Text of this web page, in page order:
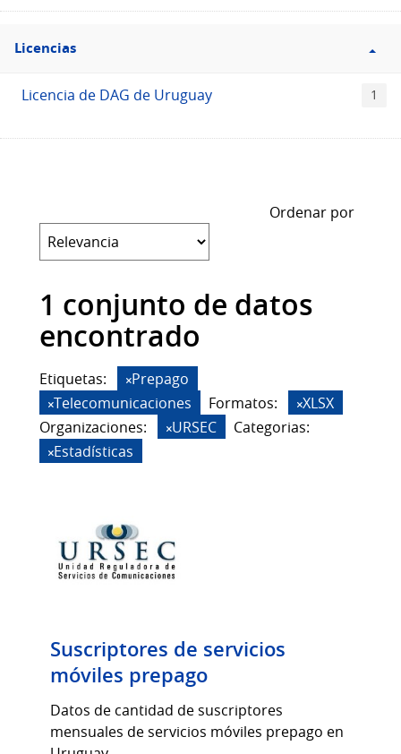
Filtro
Licencias
Licencias
Licencia de DAG de Uruguay 1
Ordenar por
1 conjunto de datos
encontrado
Etiquetas:
Prepago
Telecomunicaciones
Formatos:
XLSX
Organizaciones:
URSEC
Categorias:
Estadísticas
Suscriptores de servicios
móviles prepago
Datos de cantidad de suscriptores
mensuales de servicios móviles prepago en